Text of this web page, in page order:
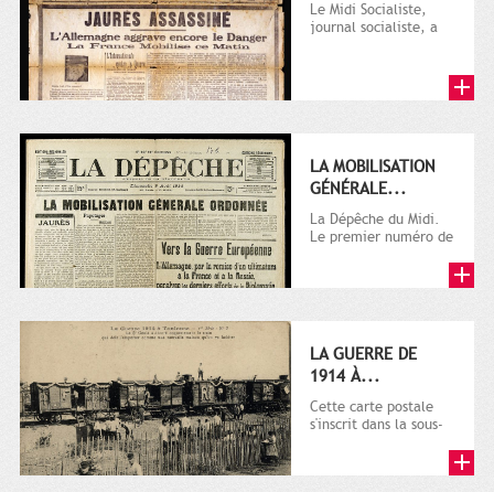
Le Midi Socialiste,
journal socialiste, a
LA MOBILISATION
GÉNÉRALE...
La Dépêche du Midi.
Le premier numéro de
octobre...
LA GUERRE DE
1914 À...
Cette carte postale
s'inscrit dans la sous-
plusieurs milliers de...